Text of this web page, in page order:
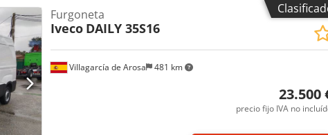
Villagarcía de Arosa 481 km
Furgoneta
Iveco DAILY 35S16
23.500
precio fijo IVA no